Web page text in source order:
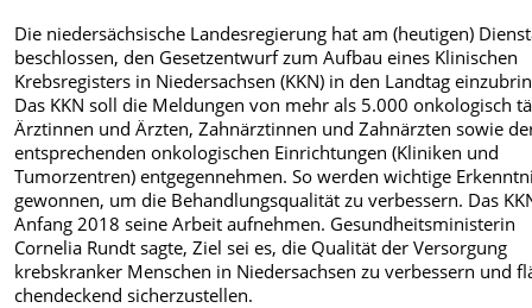
Die niedersächsische Landesregierung hat am (heutigen)
beschlossen, den Ge­setzentwurf zum Aufbau eines Klinischen
Krebsregisters in Niedersachsen (KKN) in den Landtag
Das KKN soll die Meldungen von mehr als 5.000 onkologisch
Ärztinnen und Ärzten, Zahnärztinnen und Zahnärzten sowie
entsprechenden onkologi­schen Einrichtungen (Kliniken und
Tumorzentren) entgegennehmen. So werden wichtige
gewonnen, um die Behandlungsqualität zu verbessern. Das
Anfang 2018 seine Arbeit aufnehmen. Gesundheitsministerin
Cornelia Rundt sagte, Ziel sei es, die Qualität der Versorgung
krebskranker Menschen in Niedersachsen zu verbessern und
chendeckend sicherzustellen.